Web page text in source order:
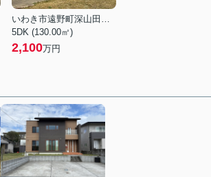
いわき市遠野町深山田字鷹ノ巣
5DK (130.00㎡)
2,100万円